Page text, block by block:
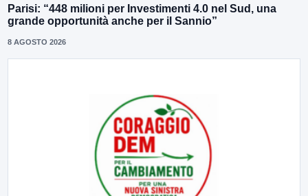
Parisi: “448 milioni per Investimenti 4.0 nel Sud, una
grande opportunità anche per il Sannio”
8 AGOSTO 2026